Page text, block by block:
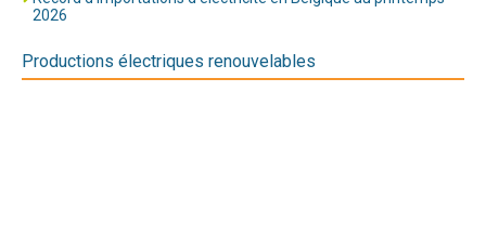
2026
Productions électriques renouvelables